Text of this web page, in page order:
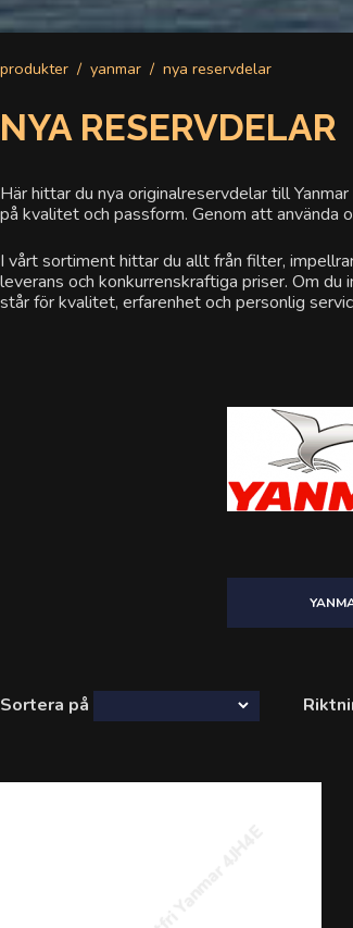
produkter yanmar nya reservdelar
NYA RESERVDELAR
Här hittar du nya originalreservdelar till
på kvalitet och passform. Genom att
I vårt sortiment hittar du allt från filter,
leverans och konkurrenskraftiga priser. Om
står för kvalitet, erfarenhet och personlig
Sortera på